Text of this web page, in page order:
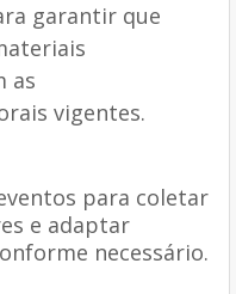
garantir que
as
vigentes.
para coletar
e adaptar
necessário.